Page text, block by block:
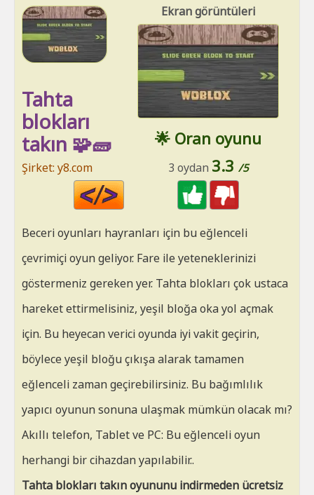
Ekran görüntüleri
🌟 Oran oyunu
3 oydan 3.3 /5
Tahta
blokları
takın 🧩🧱
Şirket: y8.com
HTML
Beceri oyunları hayranları için bu eğlenceli
çevrimiçi oyun geliyor. Fare ile yeteneklerinizi
göstermeniz gereken yer. Tahta blokları çok ustaca
hareket ettirmelisiniz, yeşil bloğa oka yol açmak
için. Bu heyecan verici oyunda iyi vakit geçirin,
böylece yeşil bloğu çıkışa alarak tamamen
eğlenceli zaman geçirebilirsiniz. Bu bağımlılık
yapıcı oyunun sonuna ulaşmak mümkün olacak mı?
Akıllı telefon, Tablet ve PC: Bu eğlenceli oyun
herhangi bir cihazdan yapılabilir..
Tahta blokları takın oyununu indirmeden ücretsiz